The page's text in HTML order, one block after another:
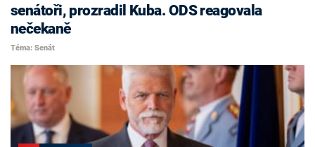
senátoři, prozradil Kuba. ODS reagovala
nečekaně
Téma: Senát